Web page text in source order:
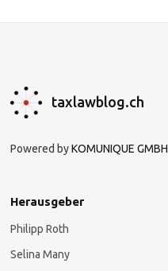
taxlawblog.ch
Powered byKOMUNIQUE GMBH
Herausgeber
Philipp Roth
Selina Many